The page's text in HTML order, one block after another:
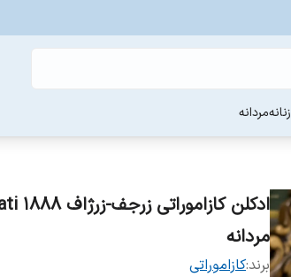
زنانهمردانه
مردانه
برند:کازاموراتی